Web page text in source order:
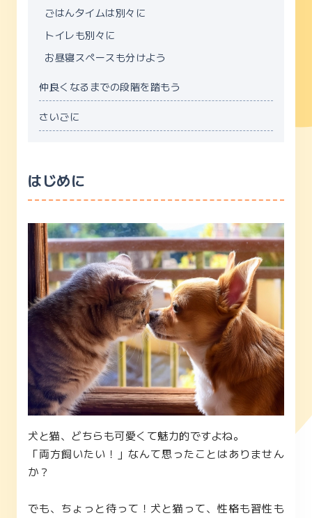
ごはんタイムは別々に
トイレも別々に
お昼寝スペースも分けよう
仲良くなるまでの段階を踏もう
さいごに
はじめに
犬と猫、どちらも可愛くて魅力的ですよね。
「両方飼いたい！」なんて思ったことはありません
か？
でも、ちょっと待って！犬と猫って、性格も習性も